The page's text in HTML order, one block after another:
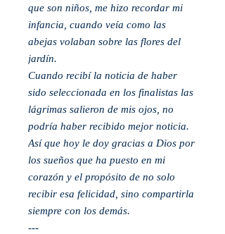
que son niños, me hizo recordar mi
infancia, cuando veía como las
abejas volaban sobre las flores del
jardín.
Cuando recibí la noticia de haber
sido seleccionada en los finalistas las
lágrimas salieron de mis ojos, no
podría haber recibido mejor noticia.
Así que hoy le doy gracias a Dios por
los sueños que ha puesto en mi
corazón y el propósito de no solo
recibir esa felicidad, sino compartirla
siempre con los demás.
---